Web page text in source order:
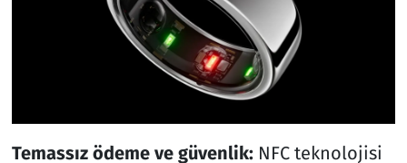
Temassız ödeme ve güvenlik:NFC teknolojisi